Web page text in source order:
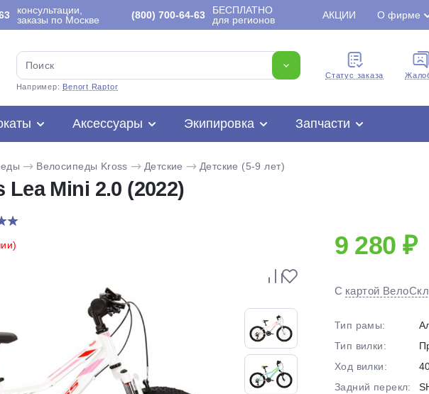
консультации,
заказы по Москве
(800) 700-64-63
БЕСПЛАТНО
для регионов
АКЦИИ О фирме
Например: Benort Raptor
Cтатус заказа
Аксессуары Экипировка Запчасти
Велосипеды Kross Детские Детские (5-9 лет)
Mini 2.0 (2022)
9 280 ₽
С картой
Тип рамы:
Тип вилки:
Ход вилки:
Задний перекл:
Разбейте
оплату
на части
без переплат